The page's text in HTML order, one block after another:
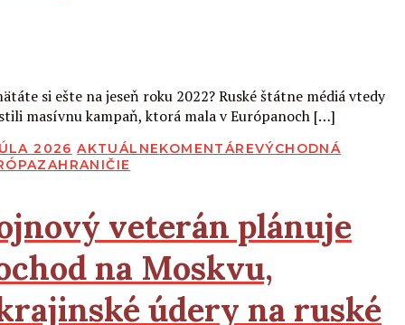
si ešte na jeseň roku 2022? Ruské štátne médiá vtedy
masívnu kampaň, ktorá mala v Európanoch […]
2026 AKTUÁLNEKOMENTÁREVÝCHODNÁ
ZAHRANIČIE
veterán plánuje
na Moskvu,
údery na ruské